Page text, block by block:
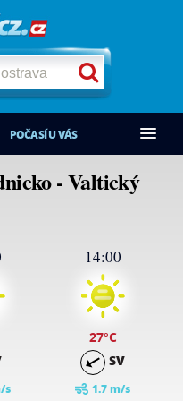
POČASÍ U VÁS
- Valtický
s
14:00
27°C
SV
1.7 m/s